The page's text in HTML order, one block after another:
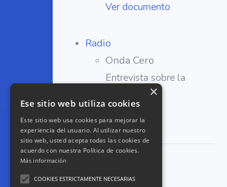
Ver documento
Radio
Onda Cero
Entrevista sobre la
2014
Radio
×
Ese sitio web utiliza cookies
Este sitio web usa cookies para mejorar la
experiencia del usuario. Al utilizar nuestro
sitio web, usted acepta todas las cookies de
acuerdo con nuestra Política de cookies.
Más información
COOKIES ESTRICTAMENTE NECESARIAS